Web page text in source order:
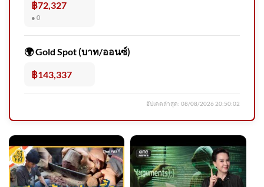
ใต้ มนต์เสน่ห์ “หมู่เกาะสิมิลั
โซโล่ ยูทูบเบอร์ส
฿72,327
● 0
🌍 Gold Spot (บาท/ออนซ์)
฿143,337
อัปเดตล่าสุด: 08/08/2026 20:50:02